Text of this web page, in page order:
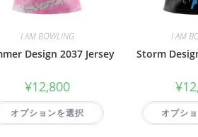
I AM BOWLING
Design 2037 Jersey
¥12,800
オプションを選択
I AM
Storm
¥
オプシ